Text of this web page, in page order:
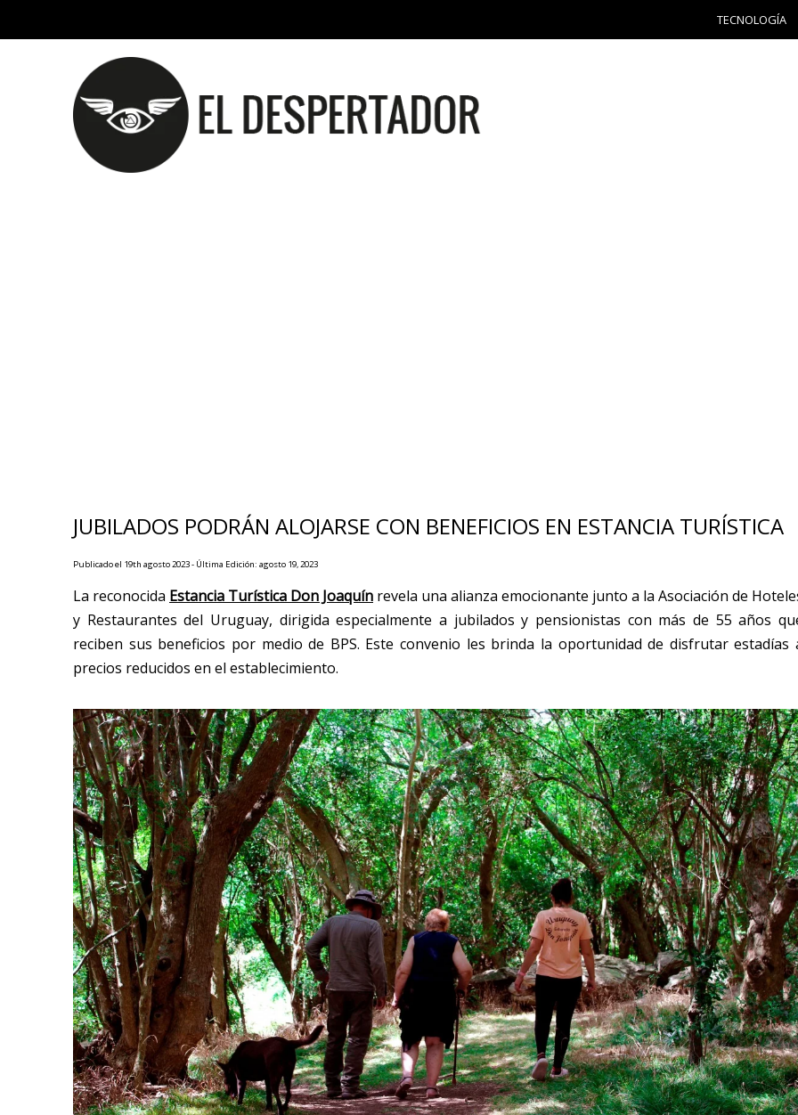
TECNOLOGÍA
JUBILADOS PODRÁN ALOJARSE CON BENEFICIOS EN ESTANCIA TURÍSTICA
Publicado el 19th agosto 2023 - Última Edición: agosto 19, 2023
La reconocida Estancia Turística Don Joaquín revela una alianza emocionante junto a la Asociación de
y Restaurantes del Uruguay, dirigida especialmente a jubilados y pensionistas con más de 55 años
reciben sus beneficios por medio de BPS. Este convenio les brinda la oportunidad de disfrutar estadías
precios reducidos en el establecimiento.